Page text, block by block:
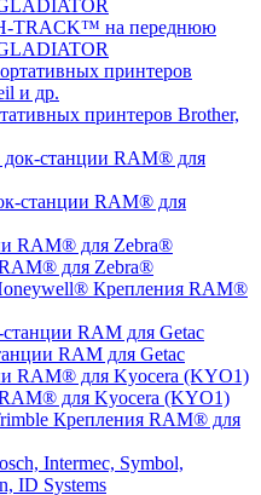
TRACK™ на переднюю
принтеров Brother,
станции RAM® для
для Zebra®
Крепления RAM®
RAM для Getac
для Kyocera (KYO1)
Крепления RAM® для